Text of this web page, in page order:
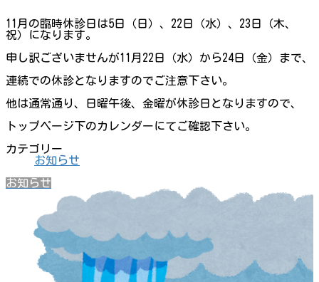
11月の臨時休診日は5日（日）、22日（水）、23日（木、
祝）になります。
申し訳ございませんが11月22日（水）から24日（金）まで、
連続での休診となりますのでご注意下さい。
他は通常通り、日曜午後、金曜が休診日となりますので、
トップページ下のカレンダーにてご確認下さい。
カテゴリー
お知らせ
お知らせ